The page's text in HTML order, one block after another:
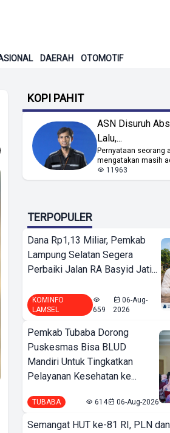
DAERAH OTOMOTIF
KOPI PAHIT
ASN Disuruh
Lalu,...
Pernyataan seorang
mengatakan masih
11963
TERPOPULER
Dana Rp1,13 Miliar, Pemkab
Lampung Selatan Segera
Perbaiki Jalan RA Basyid Jati...
KOMINFO
LAMSEL
659
06-Aug-
2026
Pemkab Tubaba Dorong
Puskesmas Bisa BLUD
Mandiri Untuk Tingkatkan
Pelayanan Kesehatan ke...
TUBABA 614 06-Aug-2026
Semangat HUT ke-81 RI, PLN dan